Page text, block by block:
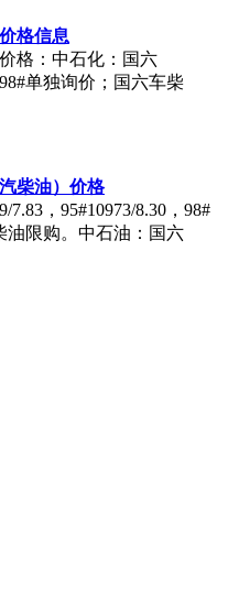
格信息
格：中石化：国六
单独询价；国六车柴
柴油）价格
，95#10973/8.30，98#
油限购。中石油：国六